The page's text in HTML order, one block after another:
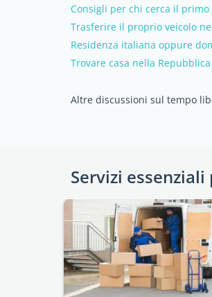
Consigli per chi cerca il
Trasferire il proprio veicolo
Residenza italiana oppure
Trovare casa nella
Altre discussioni sul tempo
Servizi